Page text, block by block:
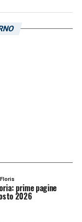
prime pagine
2026